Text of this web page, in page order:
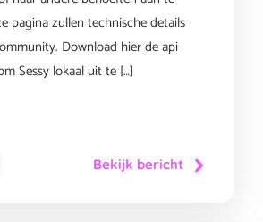
pagina zullen technische details
Download hier de api
Sessy lokaal uit te […]
Bekijk bericht